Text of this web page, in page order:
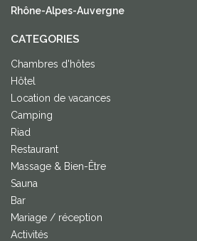
Rhône-Alpes-Auvergne
CATEGORIES
Chambres d'hôtes
Hôtel
Location de vacances
Camping
Riad
Restaurant
Massage & Bien-Être
Sauna
Bar
Mariage / réception
Activités